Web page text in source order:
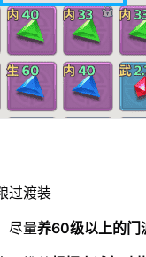
过渡装
尽量养60级以上的门